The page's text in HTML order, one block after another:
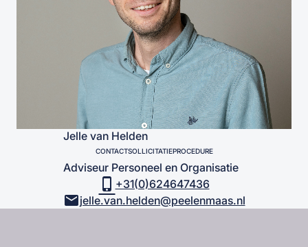
Jelle van Helden
CONTACTSOLLICITATIEPROCEDURE
Adviseur Personeel en Organisatie
phone_iphone +31(0)624647436
mailjelle.van.helden@peelenmaas.nl